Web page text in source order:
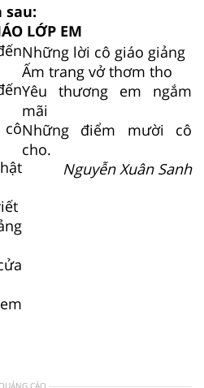
sau:
LỚP EM
Những lời cô giáo giảng
Ấm trang vở thơm tho
Yêu thương em ngắm
mãi
Những điểm mười cô
cho.
Nguyễn Xuân Sanh
CÁO